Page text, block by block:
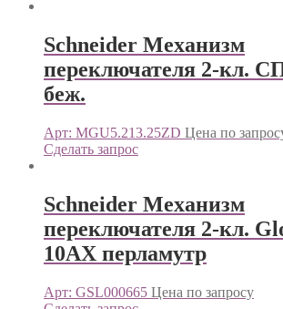
Schneider Механизм
переключателя 2-кл.
беж.
Арт: MGU5.213.25ZD Цена по
Сделать запрос
Schneider Механизм
переключателя 2-кл.
10AX перламутр
Арт: GSL000665 Цена по запросу